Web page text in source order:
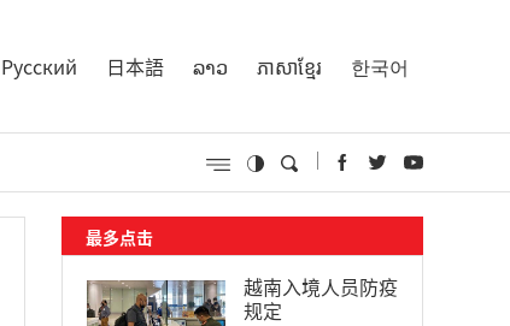
Русский 日本語 ລາວ ភាសាខ្មែរ 한국어
最多点击
越南入境人员防疫
规定